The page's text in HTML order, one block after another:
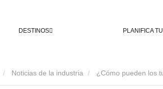
DESTINOS PLANIFICA
Noticias de la industria ¿Cómo pueden los